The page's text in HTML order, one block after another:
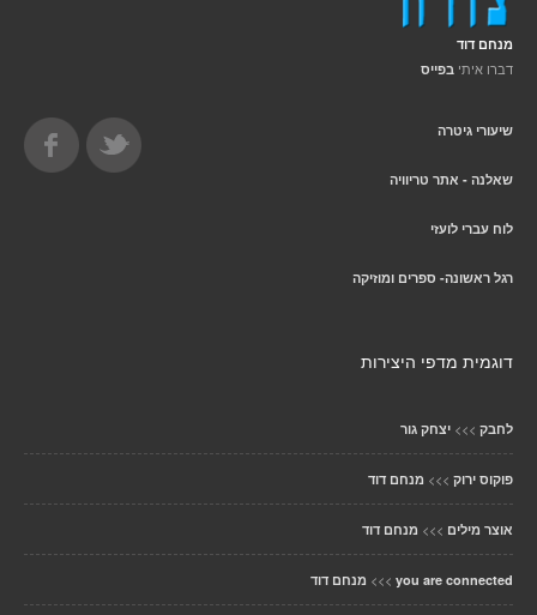
מנחם דוד
דברו איתי בפייס
שיעורי גיטרה
שאלנה - אתר טריוויה
לוח עברי לועזי
רגל ראשונה- ספרים ומוזיקה
דוגמית מדפי היצירות
לחבק >>> יצחק גור
פוקוס ירוק >>> מנחם דוד
אוצר מילים >>> מנחם דוד
you are connected
>>> מנחם דוד